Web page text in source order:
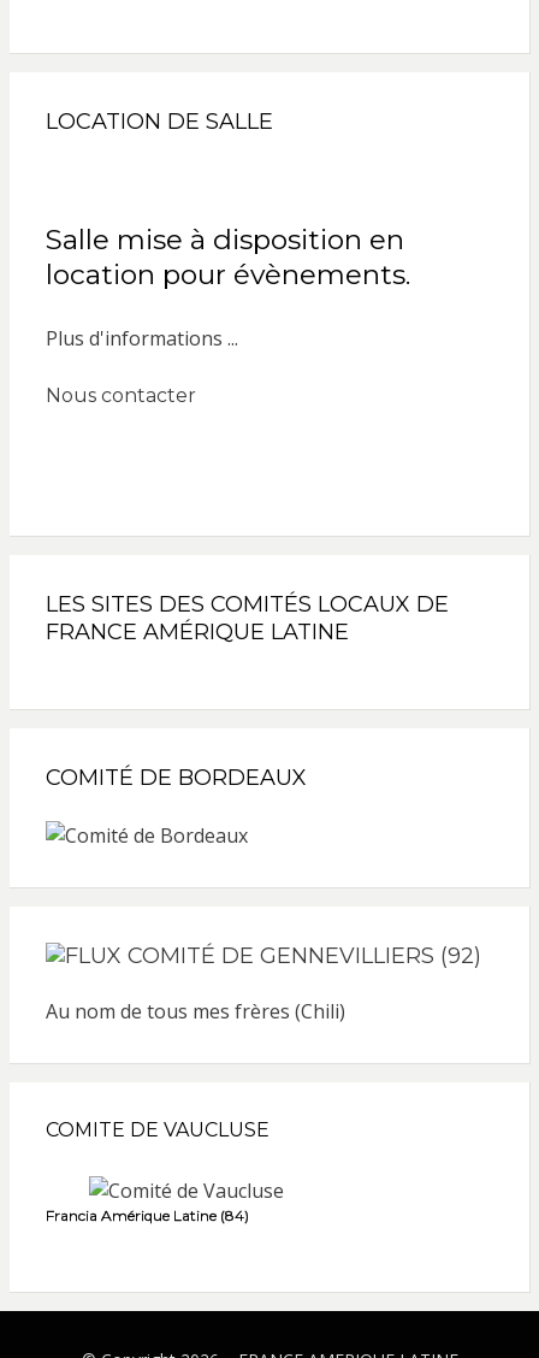
LOCATION DE SALLE
Salle mise à disposition en
location pour évènements.
Plus d'informations ...
Nous contacter
LES SITES DES COMITÉS LOCAUX DE
FRANCE AMÉRIQUE LATINE
COMITÉ DE BORDEAUX
COMITÉ DE GENNEVILLIERS (92)
Au nom de tous mes frères (Chili)
COMITE DE VAUCLUSE
Francia Amérique Latine (84)